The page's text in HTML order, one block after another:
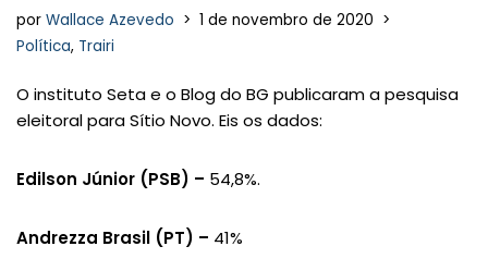
por Wallace Azevedo
1 de novembro de 2020
Política, Trairi
O instituto Seta e o Blog do BG publicaram a pesquisa
eleitoral para Sítio Novo. Eis os dados:
Edilson Júnior (PSB) – 54,8%.
Andrezza Brasil (PT) – 41%